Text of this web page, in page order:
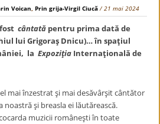
Voican,Prin grija-Virgil Ciucă / 21 mai 2024
cântată pentru prima dată de
lui Grigoraș Dnicu)… în spațiul
laExpoziția Internațională de
mai înzestrat și mai desăvârșit cântător
noastră și breasla ei lăutărească.
muzicii românești în toate